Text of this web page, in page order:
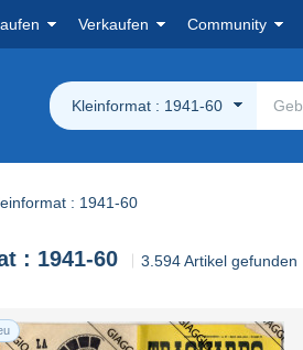
Verkaufen Community
Kleinformat : 1941-60
: 1941-60
: 1941-60 3.594 Artikel gefunden